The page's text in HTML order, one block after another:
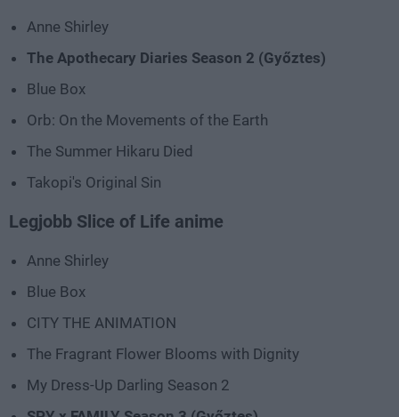
Anne Shirley
The Apothecary Diaries Season 2 (Győztes)
Blue Box
Orb: On the Movements of the Earth
The Summer Hikaru Died
Takopi's Original Sin
Legjobb Slice of Life anime
Anne Shirley
Blue Box
CITY THE ANIMATION
The Fragrant Flower Blooms with Dignity
My Dress-Up Darling Season 2